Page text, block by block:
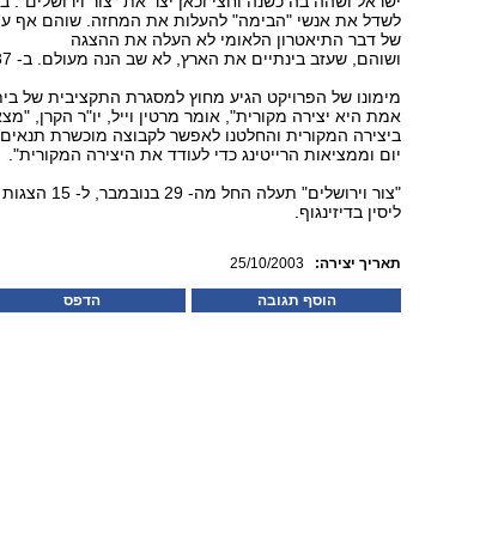
לשדל את אנשי "הבימה" להעלות את המחזה. שוהם אף
של דבר התיאטרון הלאומי לא העלה את ההצגה
ושוהם, שעזב בינתיים את הארץ, לא שב הנה מעולם. ב- 1937 הוא מת, בגיל 44.
מימונו של הפרויקט הגיע מחוץ למסגרת התקציבית של
אמת היא יצירה מקורית", אומר מרטין וייל, יו"ר הקרן,
ביצירה המקורית והחלטנו לאפשר לקבוצה מוכשרת
יום וממציאות הרייטינג כדי לעודד את היצירה המקורית".
"צור
ליסין בדיזינגוף.
25/10/2003 :תאריך יצירה
הדפס הוסף תגובה